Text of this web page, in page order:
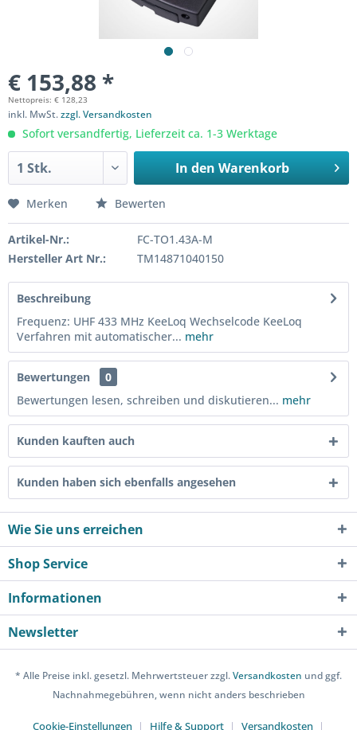
€ 153,88 *
Nettopreis: € 128,23
inkl. MwSt.zzgl. Versandkosten
Sofort versandfertig, Lieferzeit ca. 1-3 Werktage
In den Warenkorb
Merken Bewerten
Artikel-Nr.:
FC-TO1.43A-M
Hersteller Art Nr.:
TM14871040150
Beschreibung
Frequenz: UHF 433 MHz KeeLoq Wechselcode KeeLoq
Verfahren mit automatischer... mehr
Bewertungen
0
Bewertungen lesen, schreiben und diskutieren... mehr
Kunden kauften auch
Kunden haben sich ebenfalls angesehen
Wie Sie uns erreichen
Shop Service
Informationen
Newsletter
* Alle Preise inkl. gesetzl. Mehrwertsteuer zzgl.Versandkosten und ggf.
Nachnahmegebühren, wenn nicht anders beschrieben
Cookie-Einstellungen Hilfe & Support Versandkosten